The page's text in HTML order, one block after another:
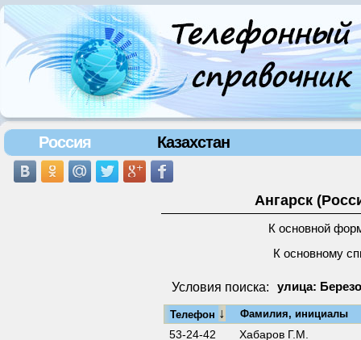
Россия Казахстан
Ангарск
К основной
К основному
Условия поиска: улица:
Телефон ↓ Фамилия, инициалы
53-24-42 Хабаров Г.М.